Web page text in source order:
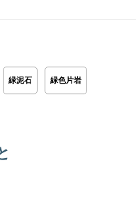
緑泥石 緑色片岩